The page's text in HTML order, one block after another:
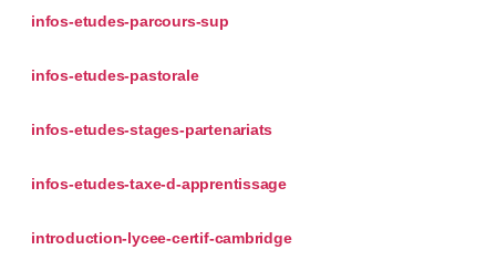
infos-etudes-parcours-sup
infos-etudes-pastorale
infos-etudes-stages-partenariats
infos-etudes-taxe-d-apprentissage
introduction-lycee-certif-cambridge